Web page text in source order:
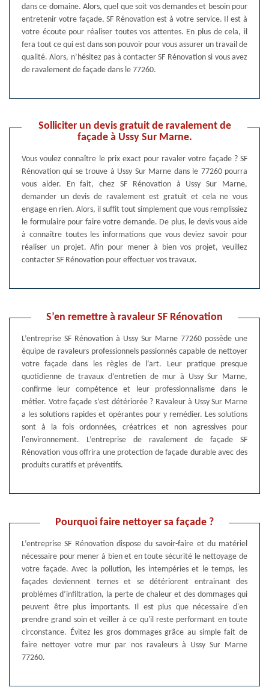
dans ce domaine. Alors, quel que soit vos demandes et besoin pour
entretenir votre façade, SF Rénovation est à votre service. Il est à
votre écoute pour réaliser toutes vos attentes. En plus de cela, il
fera tout ce qui est dans son pouvoir pour vous assurer un travail de
qualité. Alors, n’hésitez pas à contacter SF Rénovation si vous avez
de ravalement de façade dans le 77260.
Solliciter un devis gratuit de ravalement de
façade à Ussy Sur Marne.
Vous voulez connaître le prix exact pour ravaler votre façade ? SF
Rénovation qui se trouve à Ussy Sur Marne dans le 77260 pourra
vous aider. En fait, chez SF Rénovation à Ussy Sur Marne,
demander un devis de ravalement est gratuit et cela ne vous
engage en rien. Alors, il suffit tout simplement que vous remplissiez
le formulaire pour faire votre demande. De plus, le devis vous aide
à connaître toutes les informations que vous deviez savoir pour
réaliser un projet. Afin pour mener à bien vos projet, veuillez
contacter SF Rénovation pour effectuer vos travaux.
S’en remettre à ravaleur SF Rénovation
L’entreprise SF Rénovation à Ussy Sur Marne 77260 possède une
équipe de ravaleurs professionnels passionnés capable de nettoyer
votre façade dans les règles de l’art. Leur pratique presque
quotidienne de travaux d’entretien de mur à Ussy Sur Marne,
confirme leur compétence et leur professionnalisme dans le
métier. Votre façade s’est détériorée ? Ravaleur à Ussy Sur Marne
a les solutions rapides et opérantes pour y remédier. Les solutions
sont à la fois ordonnées, créatrices et non agressives pour
l'environnement. L’entreprise de ravalement de façade SF
Rénovation vous offrira une protection de façade durable avec des
produits curatifs et préventifs.
Pourquoi faire nettoyer sa façade ?
L’entreprise SF Rénovation dispose du savoir-faire et du matériel
nécessaire pour mener à bien et en toute sécurité le nettoyage de
votre façade. Avec la pollution, les intempéries et le temps, les
façades deviennent ternes et se détériorent entrainant des
problèmes d’infiltration, la perte de chaleur et des dommages qui
peuvent être plus importants. Il est plus que nécessaire d'en
prendre grand soin et veiller à ce qu'il reste performant en toute
circonstance. Évitez les gros dommages grâce au simple fait de
faire nettoyer votre mur par nos ravaleurs à Ussy Sur Marne
77260.